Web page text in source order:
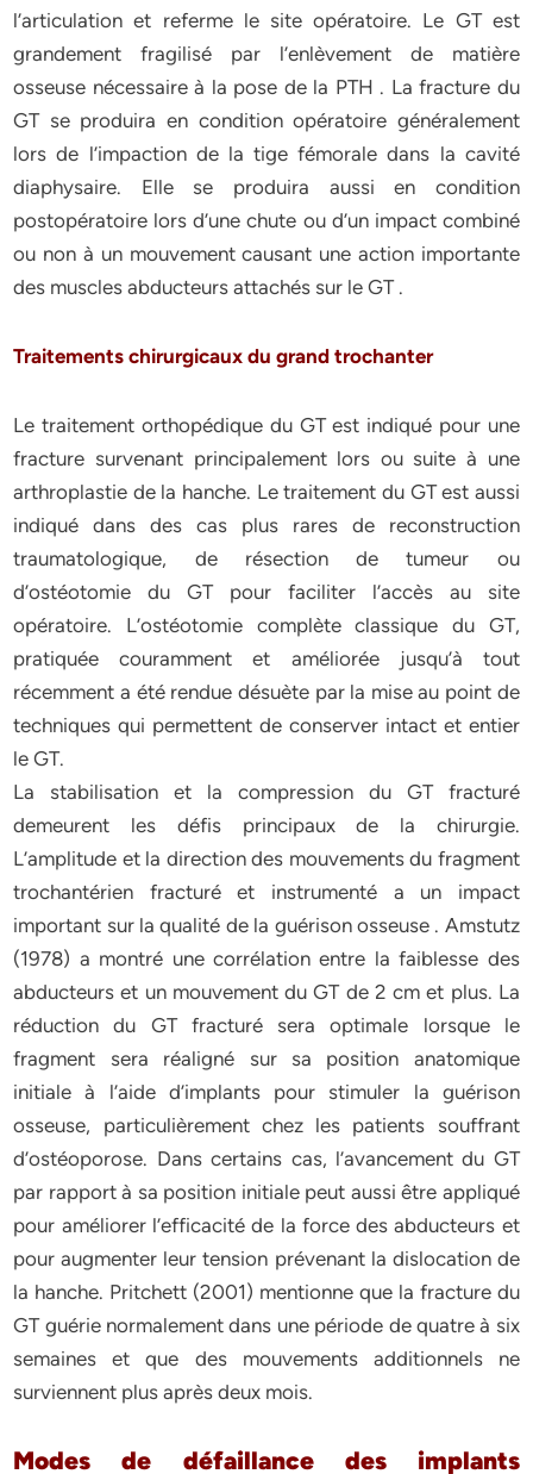
l’articulation et referme le site opératoire. Le GT est
grandement fragilisé par l’enlèvement de matière
osseuse nécessaire à la pose de la PTH . La fracture du
GT se produira en condition opératoire généralement
lors de l’impaction de la tige fémorale dans la cavité
diaphysaire. Elle se produira aussi en condition
postopératoire lors d’une chute ou d’un impact combiné
ou non à un mouvement causant une action importante
des muscles abducteurs attachés sur le GT .
Traitements chirurgicaux du grand trochanter
Le traitement orthopédique du GT est indiqué pour une
fracture survenant principalement lors ou suite à une
arthroplastie de la hanche. Le traitement du GT est aussi
indiqué dans des cas plus rares de reconstruction
traumatologique, de résection de tumeur ou
d’ostéotomie du GT pour faciliter l’accès au site
opératoire. L’ostéotomie complète classique du GT,
pratiquée couramment et améliorée jusqu’à tout
récemment a été rendue désuète par la mise au point de
techniques qui permettent de conserver intact et entier
le GT.
La stabilisation et la compression du GT fracturé
demeurent les défis principaux de la chirurgie.
L’amplitude et la direction des mouvements du fragment
trochantérien fracturé et instrumenté a un impact
important sur la qualité de la guérison osseuse . Amstutz
(1978) a montré une corrélation entre la faiblesse des
abducteurs et un mouvement du GT de 2 cm et plus. La
réduction du GT fracturé sera optimale lorsque le
fragment sera réaligné sur sa position anatomique
initiale à l’aide d’implants pour stimuler la guérison
osseuse, particulièrement chez les patients souffrant
d’ostéoporose. Dans certains cas, l’avancement du GT
par rapport à sa position initiale peut aussi être appliqué
pour améliorer l’efficacité de la force des abducteurs et
pour augmenter leur tension prévenant la dislocation de
la hanche. Pritchett (2001) mentionne que la fracture du
GT guérie normalement dans une période de quatre à six
semaines et que des mouvements additionnels ne
surviennent plus après deux mois.
Modes de défaillance des implants